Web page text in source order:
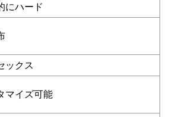
にハード
ックス
マイズ可能